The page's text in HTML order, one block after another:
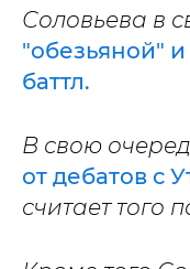
Соловьева в
"обезьяной"
баттл.
В свою
от дебатов с
считает того